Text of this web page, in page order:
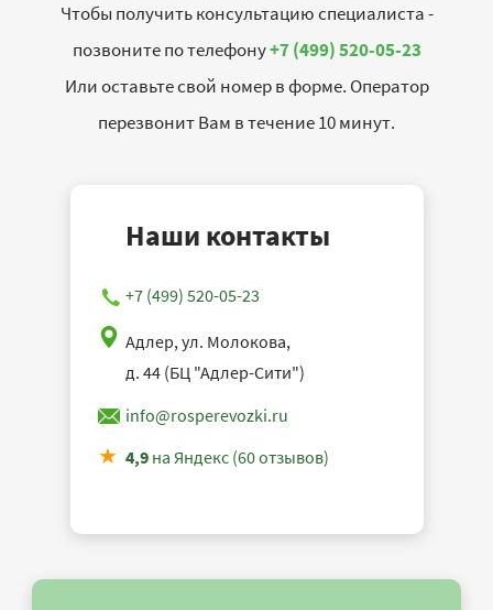
Чтобы получить консультацию специалиста -
позвоните по телефону+7 (499) 520-05-23
Или оставьте свой номер в форме. Оператор
перезвонит Вам в течение 10 минут.
Наши контакты
+7 (499) 520-05-23
Адлер, ул. Молокова,
д. 44 (БЦ "Адлер-Сити")
info@rosperevozki.ru
4,9на Яндекс (60 отзывов)